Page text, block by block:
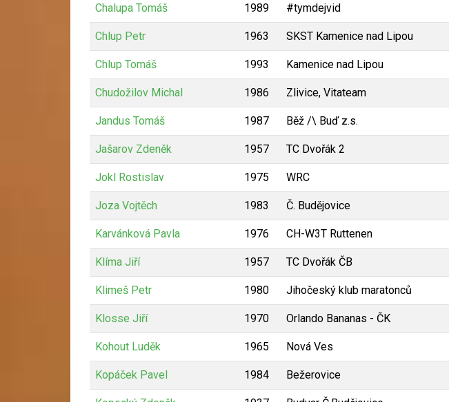
Chalupa Tomáš 1989 #tymdejvid
Chlup Petr 1963 SKST Kamenice nad Lipou
Chlup Tomáš 1993 Kamenice nad Lipou
Chudožilov Michal 1986 Zlivice, Vitateam
Jandus Tomáš 1987 Běž /\ Buď z.s.
Jašarov Zdeněk 1957 TC Dvořák 2
Jokl Rostislav 1975 WRC
Joza Vojtěch 1983 Č. Budějovice
Karvánková Pavla 1976 CH-W3T Ruttenen
Klíma Jiří 1957 TC Dvořák ČB
Klimeš Petr 1980 Jihočeský klub maratonců
Klosse Jiří 1970 Orlando Bananas - ČK
Kohout Luděk 1965 Nová Ves
Kopáček Pavel 1984 Bežerovice